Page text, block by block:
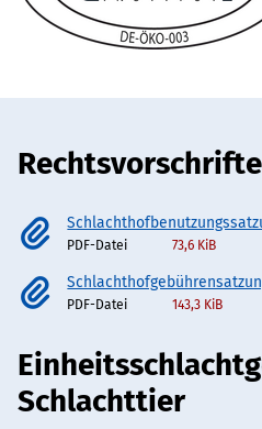
PDF-Datei 73,6 KiB
PDF-Datei 143,3 KiB
Schlachttier